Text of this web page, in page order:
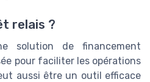
relais ?
solution de financement
pour faciliter les opérations
aussi être un outil efficace